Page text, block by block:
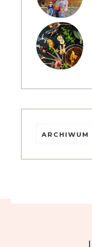
ARCHIWUM